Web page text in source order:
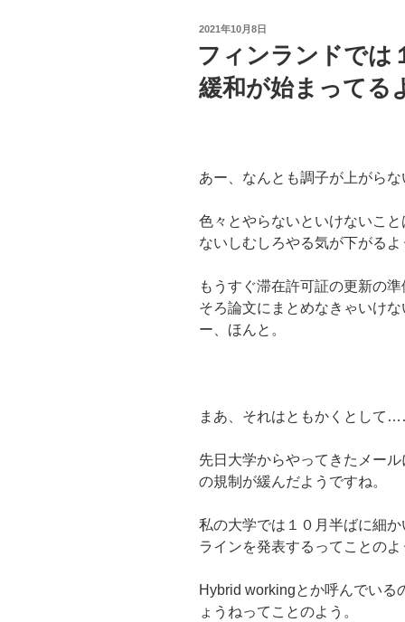
投
日:
2021年10月8日
フィンランドでは
緩和が始まってる
あー、なんとも調子が上がら
色々とやらないといけないこ
ないしむしろやる気が下がる
もうすぐ滞在許可証の更新の
そろ論文にまとめなきゃいけ
ー、ほんと。
まあ、それはともかくとして
先日大学からやってきたメー
の規制が緩んだようですね。
私の大学では１０月半ばに細
ラインを発表するってことのよ
Hybrid workingとか呼んでいる
ょうねってことのよう。